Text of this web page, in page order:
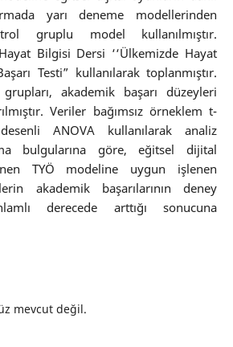
yarı deneme modellerinden
gruplu model kullanılmıştır.
Bilgisi Dersi ‘‘Ülkemizde Hayat
Testi” kullanılarak toplanmıştır.
akademik başarı düzeyleri
Veriler bağımsız örneklem t-
ANOVA kullanılarak analiz
bulgularına göre, eğitsel dijital
TYÖ modeline uygun işlenen
akademik başarılarının deney
derecede arttığı sonucuna
mevcut değil.